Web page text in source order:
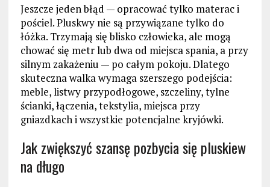
Jeszcze jeden błąd — opracować tylko materac i
pościel. Pluskwy nie są przywiązane tylko do
łóżka. Trzymają się blisko człowieka, ale mogą
chować się metr lub dwa od miejsca spania, a przy
silnym zakażeniu — po całym pokoju. Dlatego
skuteczna walka wymaga szerszego podejścia:
meble, listwy przypodłogowe, szczeliny, tylne
ścianki, łączenia, tekstylia, miejsca przy
gniazdkach i wszystkie potencjalne kryjówki.
Jak zwiększyć szansę pozbycia się pluskiew
na długo